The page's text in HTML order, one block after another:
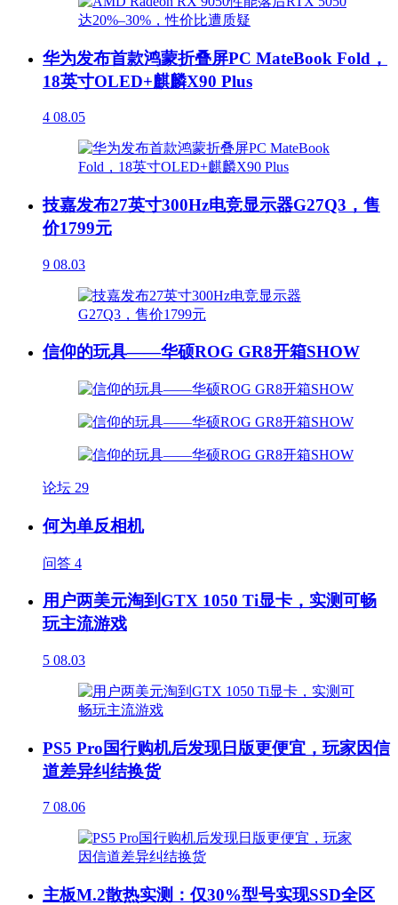
华为发布首款鸿蒙折叠屏PC MateBook Fold，
18英寸OLED+麒麟X90 Plus
4 08.05
技嘉发布27英寸300Hz电竞显示器G27Q3，售
价1799元
9 08.03
信仰的玩具——华硕ROG GR8开箱SHOW
论坛 29
何为单反相机
问答 4
用户两美元淘到GTX 1050 Ti显卡，实测可畅
玩主流游戏
5 08.03
PS5 Pro国行购机后发现日版更便宜，玩家因信
道差异纠结换货
7 08.06
主板M.2散热实测：仅30%型号实现SSD全区